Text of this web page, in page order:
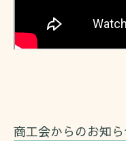
商工会からのお知